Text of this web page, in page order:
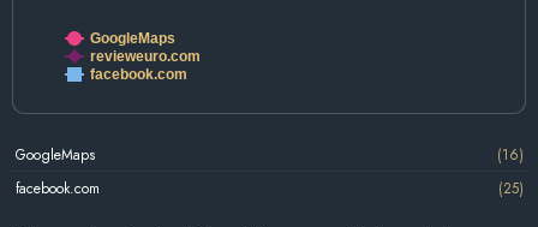
GoogleMaps
revieweuro.com
facebook.com
GoogleMaps
(16)
facebook.com
(25)